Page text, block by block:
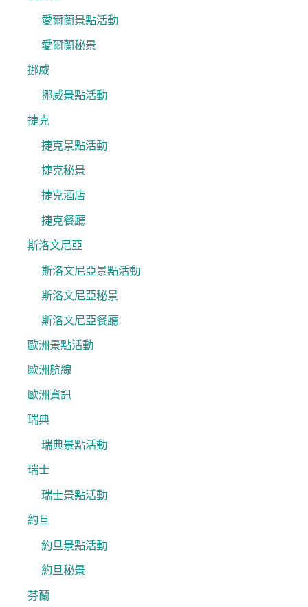
愛爾蘭景點活動
愛爾蘭秘景
挪威
挪威景點活動
捷克
捷克景點活動
捷克秘景
捷克酒店
捷克餐廳
斯洛文尼亞
斯洛文尼亞景點活動
斯洛文尼亞秘景
斯洛文尼亞餐廳
歐洲景點活動
歐洲航線
歐洲資訊
瑞典
瑞典景點活動
瑞士
瑞士景點活動
約旦
約旦景點活動
約旦秘景
芬蘭